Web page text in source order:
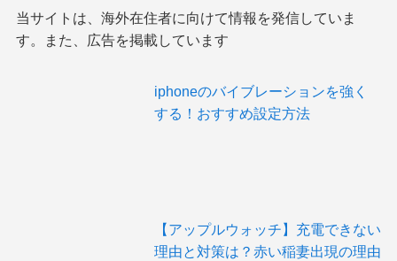
当サイトは、海外在住者に向けて情報を発信していま
す。また、広告を掲載しています
iphoneのバイブレーションを強く
する！おすすめ設定方法
【アップルウォッチ】充電できない
理由と対策は？赤い稲妻出現の理由